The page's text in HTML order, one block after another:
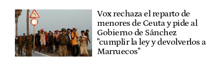
Vox rechaza el reparto de
menores de Ceuta y pide al
Gobierno de Sánchez
"cumplir la ley y devolverlos a
Marruecos"